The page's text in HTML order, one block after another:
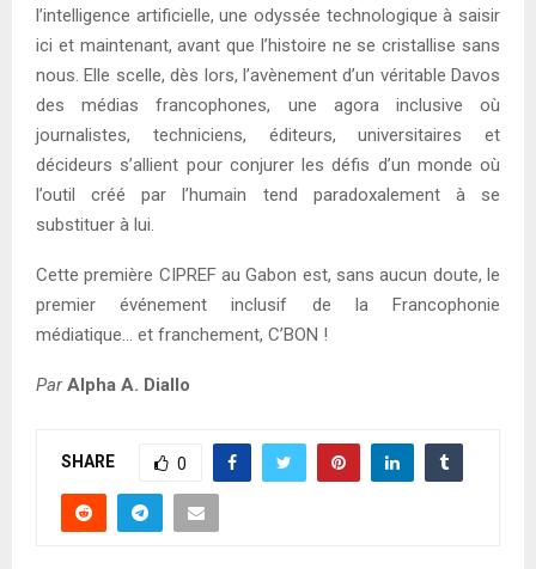
l’intelligence artificielle, une odyssée technologique à saisir
ici et maintenant, avant que l’histoire ne se cristallise sans
nous. Elle scelle, dès lors, l’avènement d’un véritable Davos
des médias francophones, une agora inclusive où
journalistes, techniciens, éditeurs, universitaires et
décideurs s’allient pour conjurer les défis d’un monde où
l’outil créé par l’humain tend paradoxalement à se
substituer à lui.
Cette première CIPREF au Gabon est, sans aucun doute, le
premier événement inclusif de la Francophonie
médiatique… et franchement, C’BON !
ParAlpha A. Diallo
SHARE 0